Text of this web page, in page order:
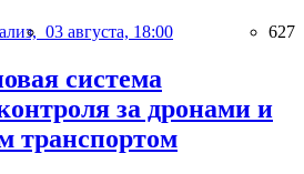
03 августа, 18:00 627
система
за дронами и
транспортом